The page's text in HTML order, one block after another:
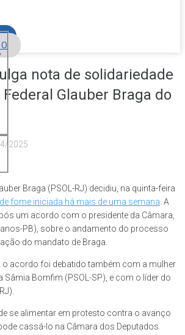
nota de solidariedade
Glauber Braga do
2025
Braga (PSOL-RJ) decidiu, na quinta-feira
fome iniciada há mais de uma semana . A
um acordo com o presidente da Câmara,
PB), sobre o andamento do processo
do mandato de Braga.
o acordo foi debatido também com a mulher
Sâmia Bomfim (PSOL-SP), e com o líder do
se alimentar em protesto contra o avanço
cassá-lo na Câmara dos Deputados.